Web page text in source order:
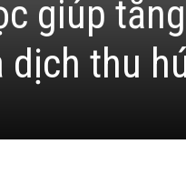
giúp
thu